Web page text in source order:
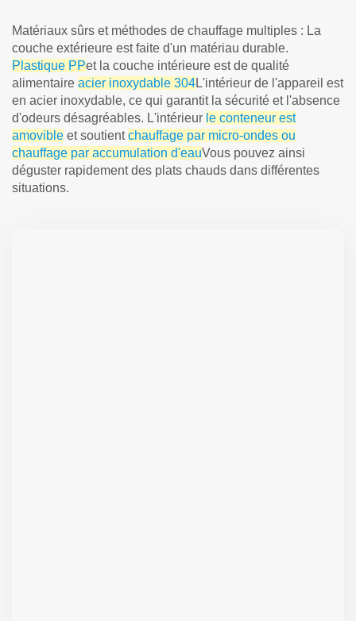
Matériaux sûrs et méthodes de chauffage multiples : La
couche extérieure est faite d'un matériau durable.
Plastique PPet la couche intérieure est de qualité
alimentaire acier inoxydable 304L'intérieur de l'appareil est
en acier inoxydable, ce qui garantit la sécurité et l'absence
d'odeurs désagréables. L'intérieur le conteneur est
amovible et soutientchauffage par micro-ondes ou
chauffage par accumulation d'eauVous pouvez ainsi
déguster rapidement des plats chauds dans différentes
situations.